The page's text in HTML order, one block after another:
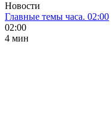
Новости
Главные темы часа. 02:00
02:00
4 мин